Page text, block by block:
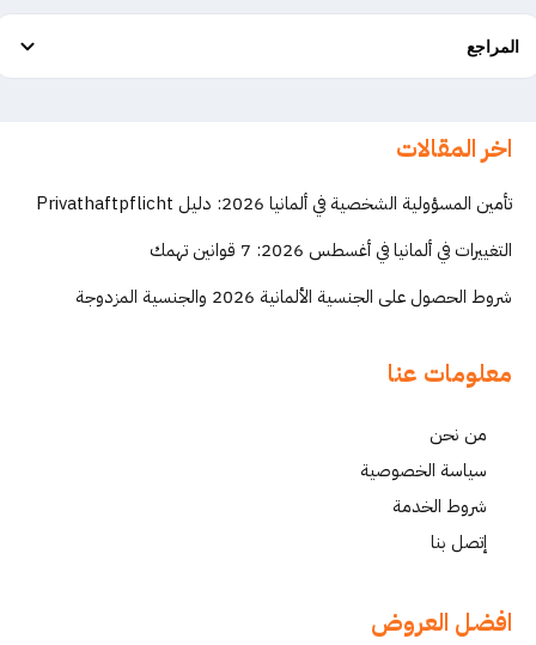
المراجع
اخر المقالات
تأمين المسؤولية الشخصية في ألمانيا 2026: دليل Privathaftpflicht
التغييرات في ألمانيا في أغسطس 2026: 7 قوانين تهمك
شروط الحصول على الجنسية الألمانية 2026 والجنسية المزدوجة
معلومات عنا
من نحن
سياسة الخصوصية
شروط الخدمة
إتصل بنا
افضل العروض